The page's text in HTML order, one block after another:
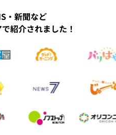
・新聞など
紹介されました！